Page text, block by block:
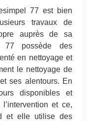
77 est bien
travaux de
auprès de sa
77 possède des
en nettoyage et
le nettoyage de
ses alentours. En
disponibles et
et ce,
et elle utilise des